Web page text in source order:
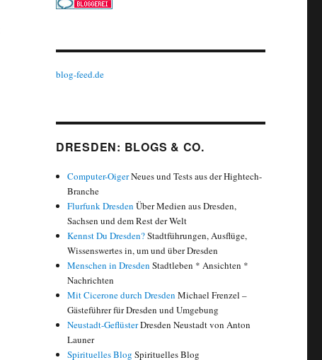
blog-feed.de
DRESDEN: BLOGS & CO.
Computer-OigerNeues und Tests aus der Hightech-
Branche
Flurfunk Dresden Über Medien aus Dresden,
Sachsen und dem Rest der Welt
Kennst Du Dresden?Stadtführungen, Ausflüge,
Wissenswertes in, um und über Dresden
Menschen in Dresden Stadtleben * Ansichten *
Nachrichten
Mit Cicerone durch Dresden Michael Frenzel –
Gästeführer für Dresden und Umgebung
Neustadt-GeflüsterDresden Neustadt von Anton
Launer
Spirituelles Blog Spirituelles Blog